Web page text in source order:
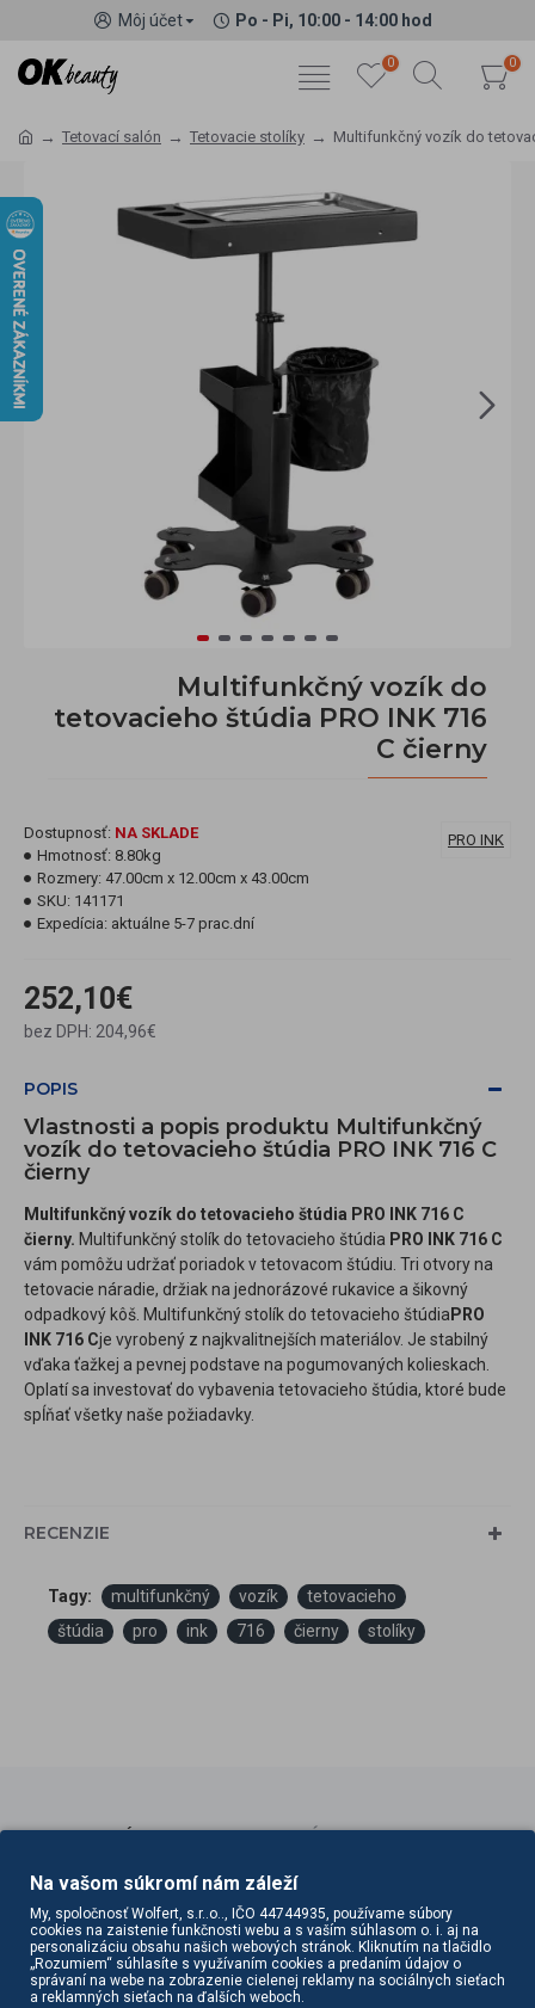
Môj účet Po - Pi, 10:00 - 14:00 hod
0 0
Tetovací salón Tetovacie stolíky Multifunkčný vozík do
Multifunkčný vozík do
tetovacieho štúdia PRO INK 716
C čierny
252,10€
bez DPH: 204,96€
Dostupnosť: NA SKLADE
Hmotnosť: 8.80kg
Rozmery: 47.00cm x 12.00cm x 43.00cm
SKU: 141171
Expedícia: aktuálne 5-7 prac.dní
PRO INK
POPIS
Vlastnosti a popis produktu Multifunkčný
vozík do tetovacieho štúdia PRO INK 716 C
čierny
Multifunkčný vozík do tetovacieho štúdia PRO INK 716 C
čierny. Multifunkčný stolík do tetovacieho štúdia PRO INK 716 C
vám pomôžu udržať poriadok v tetovacom štúdiu. Tri otvory na
tetovacie náradie, držiak na jednorázové rukavice a šikovný
odpadkový kôš. Multifunkčný stolík do tetovacieho štúdia PRO
INK 716 Cje vyrobený z najkvalitnejších materiálov. Je stabilný
vďaka ťažkej a pevnej podstave na pogumovaných kolieskach.
Oplatí sa investovať do vybavenia tetovacieho štúdia, ktoré bude
spĺňať všetky naše požiadavky.
RECENZIE
Tagy: multifunkčný vozík
tetovacieho
štúdia
pro ink 716 čierny stolíky
PODOBNÉ PRODUKTY SÚVISIACE PRODUKTY
Na vašom súkromí nám záleží
My, spoločnosť Wolfert, s.r..o.., IČO 44744935, používame súbory
cookies na zaistenie funkčnosti webu a s vaším súhlasom o. i. aj na
personalizáciu obsahu našich webových stránok. Kliknutím na tlačidlo
„Rozumiem“ súhlasíte s využívaním cookies a predaním údajov o
správaní na webe na zobrazenie cielenej reklamy na sociálnych sieťach
a reklamných sieťach na ďalších weboch.